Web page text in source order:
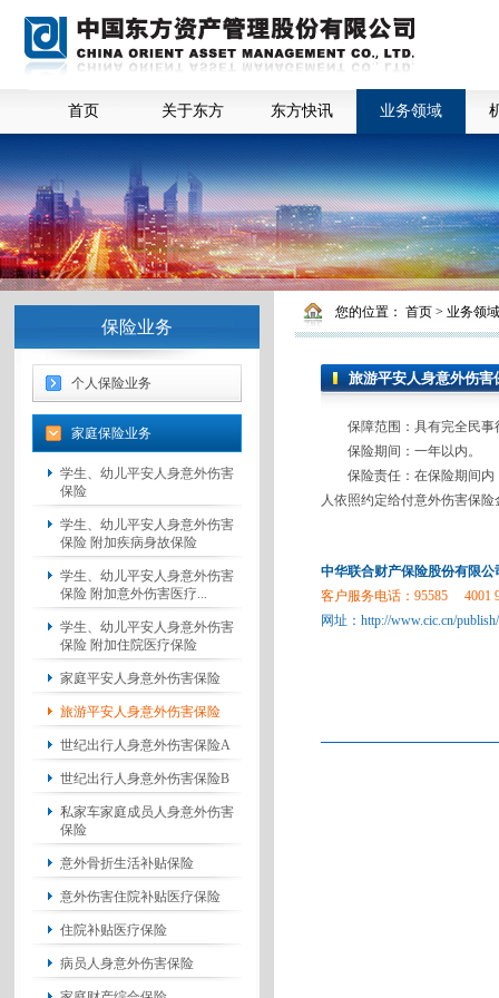
首页 关于东方 东方快讯 业务领域
保险业务
个人保险业务
家庭保险业务
学生、幼儿平安人身意外伤害
保险
学生、幼儿平安人身意外伤害
保险 附加疾病身故保险
学生、幼儿平安人身意外伤害
保险 附加意外伤害医疗...
学生、幼儿平安人身意外伤害
保险 附加住院医疗保险
家庭平安人身意外伤害保险
旅游平安人身意外伤害保险
世纪出行人身意外伤害保险A
世纪出行人身意外伤害保险B
私家车家庭成员人身意外伤害
保险
意外骨折生活补贴保险
意外伤害住院补贴医疗保险
住院补贴医疗保险
病员人身意外伤害保险
您的位置： 首页 > 业务领域
旅游平安人身意外伤害
保障范围：具有完全民事
保险期间：一年以内。
保险责任：在保险期间内
人依照约定给付意外伤害保
中华联合财产保险股份有限公
客户服务电话：95585 4001
网址： http://www.cic.cn/